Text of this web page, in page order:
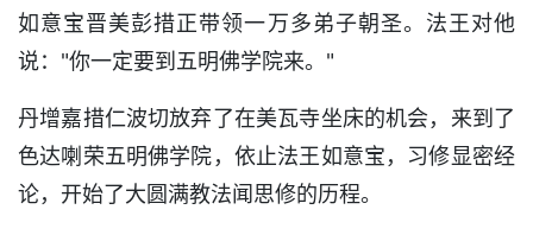
如意宝晋美彭措正带领一万多弟子朝圣。法王对他
说："你一定要到五明佛学院来。"
丹增嘉措仁波切放弃了在美瓦寺坐床的机会，来到了
色达喇荣五明佛学院，依止法王如意宝，习修显密经
论，开始了大圆满教法闻思修的历程。